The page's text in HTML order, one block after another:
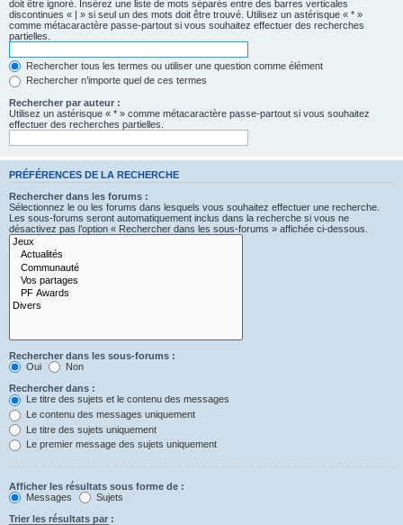
doit être ignoré. Insérez une liste de mots séparés entre des barres verticales
discontinues « | » si seul un des mots doit être trouvé. Utilisez un astérisque « * »
comme métacaractère passe-partout si vous souhaitez effectuer des recherches
partielles.
Rechercher tous les termes ou utiliser une question comme élément
Rechercher n’importe quel de ces termes
Rechercher par auteur :
Utilisez un astérisque « * » comme métacaractère passe-partout si vous souhaitez
effectuer des recherches partielles.
PRÉFÉRENCES DE LA RECHERCHE
Rechercher dans les forums :
Sélectionnez le ou les forums dans lesquels vous souhaitez effectuer une recherche.
Les sous-forums seront automatiquement inclus dans la recherche si vous ne
désactivez pas l’option « Rechercher dans les sous-forums » affichée ci-dessous.
Rechercher dans les sous-forums :
Oui
Non
Rechercher dans :
Le titre des sujets et le contenu des messages
Le contenu des messages uniquement
Le titre des sujets uniquement
Le premier message des sujets uniquement
Afficher les résultats sous forme de :
Messages
Sujets
Trier les résultats par :